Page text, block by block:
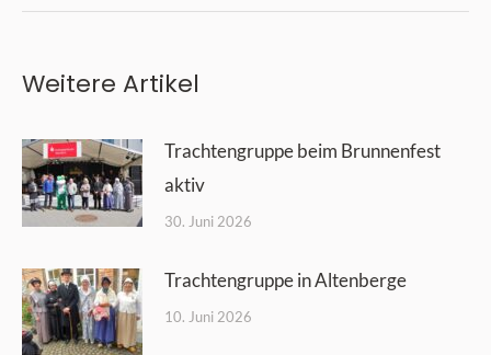
Weitere Artikel
Trachtengruppe beim Brunnenfest
aktiv
30. Juni 2026
Trachtengruppe in Altenberge
10. Juni 2026